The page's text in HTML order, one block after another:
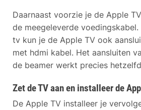
Daarnaast voorzie je de Apple
de meegeleverde
tv kun je de Apple TV ook
met hdmi kabel. Het aansluiten
de beamer werkt precies
Zet de TV aan en installeer de
De Apple TV installeer je